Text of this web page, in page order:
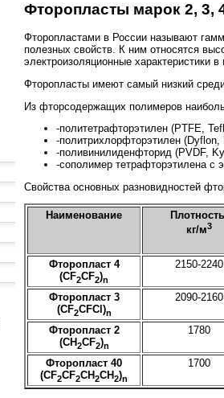
Фторопласты марок 2, 3,
Фторопластами в России называют
полезных свойств. К ним относятся
электроизоляционные характеристики
Фторопласты имеют самый низкий
Из фторсодержащих полимеров
-политетрафторэтилен (PTFE,
-политрихлорфторэтилен
-поливинилиденфторид (PVDF,
-сополимер тетрафторэтилена с
Свойства основных разновидностей
Наименование
кг/м3
Фторопласт 4
(CF2CF2)n
2150-2240
Фторопласт 3
(CF2CFCl)n
2090-2160
Фторопласт 2
(CH2CF2)n
1780
Фторопласт 40
(CF2CF2CH2CH2)n
1700